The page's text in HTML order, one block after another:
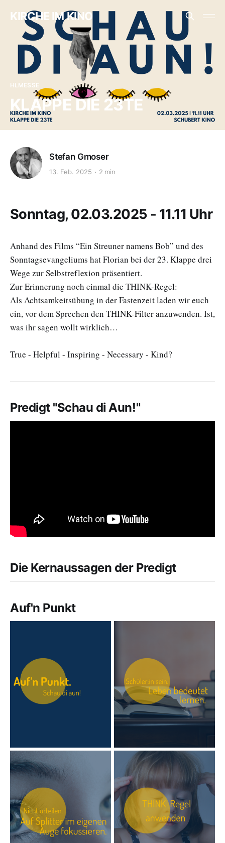
KIRCHE IM KINO
HLMESSE
KLAPPE DIE 23TE
Stefan Gmoser
13. Feb. 2025 2 min
Sonntag, 02.03.2025 - 11.11 Uhr
Anhand des Films “Ein Streuner namens Bob” und des
Sonntagsevangeliums hat Florian bei der 23. Klappe drei
Wege zur Selbstreflexion präsentiert.
Zur Erinnerung noch einmal die THINK-Regel:
Als Achtsamkeitsübung in der Fastenzeit laden wir euch
ein, vor dem Sprechen den THINK-Filter anzuwenden. Ist,
was ihr sagen wollt wirklich…
True - Helpful - Inspiring - Necessary - Kind?
Predigt "Schau di Aun!"
Die Kernaussagen der Predigt
Auf'n Punkt